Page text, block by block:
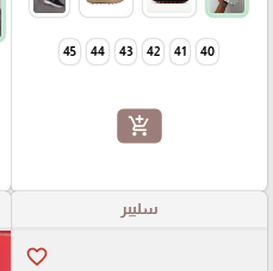
40
41
42
43
44
45
add_shopping_cart
سليبر
favorite_border